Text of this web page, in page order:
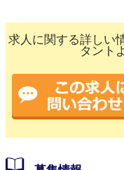
求人に関する詳しい
タント